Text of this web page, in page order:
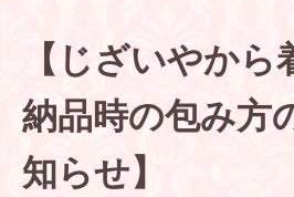
【じざいやか
納品時の包み方
知らせ】